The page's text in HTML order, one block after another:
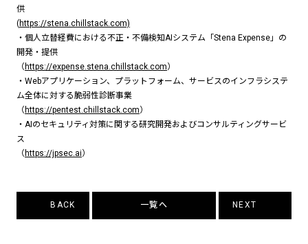
供
(https://stena.chillstack.com)
・個人立替経費における不正・不備検知AIシステム「Stena Expense」の
開発・提供
（ https://expense.stena.chillstack.com）
・Webアプリケーション、プラットフォーム、サービスのインフラシステ
ム全体に対する脆弱性診断事業
（ https://pentest.chillstack.com）
・AIのセキュリティ対策に関する研究開発およびコンサルティングサービ
ス
（ https://jpsec.ai）
BACK 一覧へ NEXT